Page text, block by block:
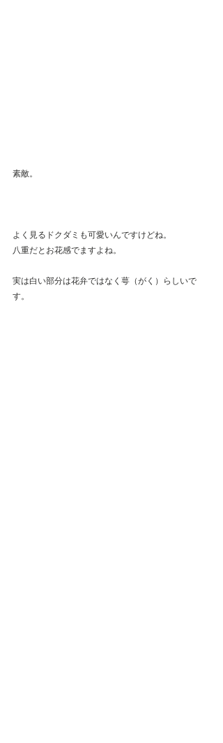
素敵。
よく見るドクダミも可愛いんですけどね。
八重だとお花感でますよね。
実は白い部分は花弁ではなく萼（がく）らしいで
す。